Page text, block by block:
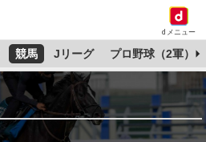
dメニュー
競馬 Jリーグ プロ野球（2軍）